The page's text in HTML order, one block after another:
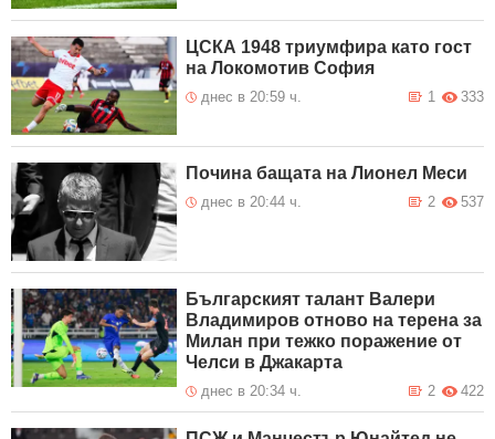
ЦСКА 1948 триумфира като гост
на Локомотив София
днес в 20:59 ч. 333
1
Почина бащата на Лионел Меси
днес в 20:44 ч. 537
2
Българският талант Валери
Владимиров отново на терена за
Милан при тежко поражение от
Челси в Джакарта
днес в 20:34 ч. 422
2